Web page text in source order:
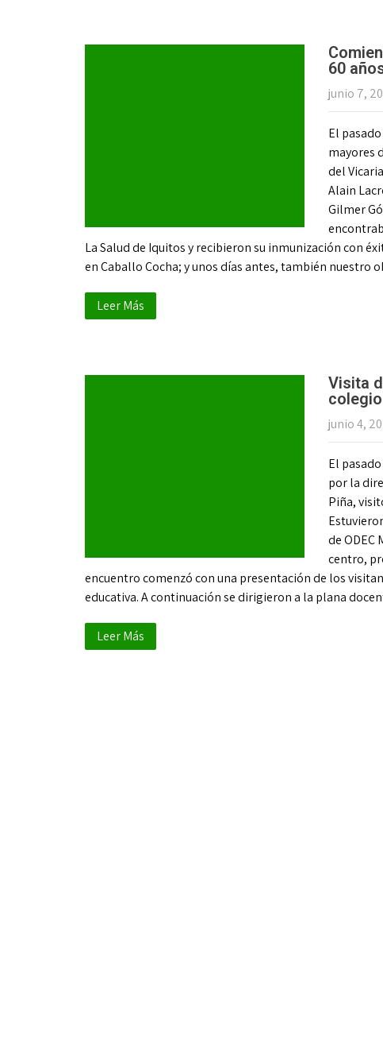
60
junio 7,
El
mayores
del
Alain
Gilmer
La Salud de Iquitos y recibieron su inmunización con
en Caballo Cocha; y unos días antes, también nuestro
Leer Más
Visita
junio 4,
El
por la
Piña,
de ODEC
centro,
encuentro comenzó con una presentación de los
educativa. A continuación se dirigieron a la plana
Leer Más